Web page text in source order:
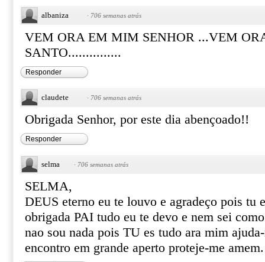
albaniza · 706 semanas atrás
VEM ORA EM MIM SENHOR ...VEM
SANTO...............
Responder
claudete · 706 semanas atrás
Obrigada Senhor, por este dia abençoado!!
Responder
selma · 706 semanas atrás
SELMA,
DEUS eterno eu te louvo e agradeço pois tu
obrigada PAI tudo eu te devo e nem sei
nao sou nada pois TU es tudo ara mim
encontro em grande aperto proteje-me amem.